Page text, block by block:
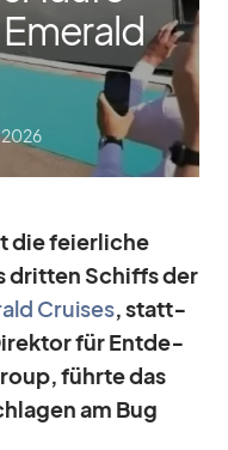
2026
die fei­er­li­che
drit­ten Schiffs der
Crui­ses, statt­
für Ent­de­
führte das
am Bug